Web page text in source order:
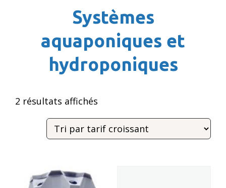
Systèmes
aquaponiques et
hydroponiques
2 résultats affichés
par
prix